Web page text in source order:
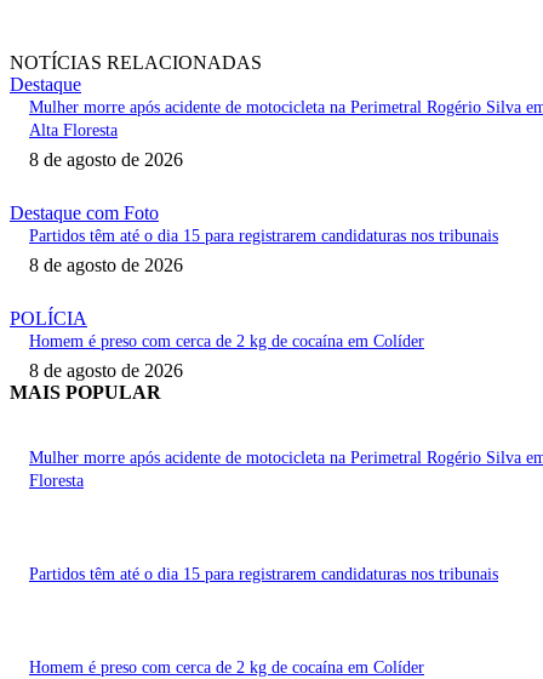
NOTÍCIAS RELACIONADAS
Destaque
Mulher morre após acidente de motocicleta na Perimetral Rogério Silva
Alta Floresta
8 de agosto de 2026
Destaque com Foto
Partidos têm até o dia 15 para registrarem candidaturas nos tribunais
8 de agosto de 2026
POLÍCIA
Homem é preso com cerca de 2 kg de cocaína em Colíder
8 de agosto de 2026
MAIS POPULAR
Mulher morre após acidente de motocicleta na Perimetral Rogério Silva
Floresta
Partidos têm até o dia 15 para registrarem candidaturas nos tribunais
Homem é preso com cerca de 2 kg de cocaína em Colíder